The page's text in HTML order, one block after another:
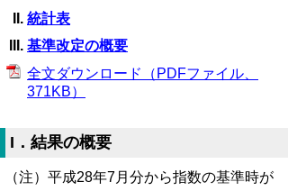
統計表
基準改定の概要
全文ダウンロード（PDFファイル、
371KB）
I．結果の概要
（注）平成28年7月分から指数の基準時が